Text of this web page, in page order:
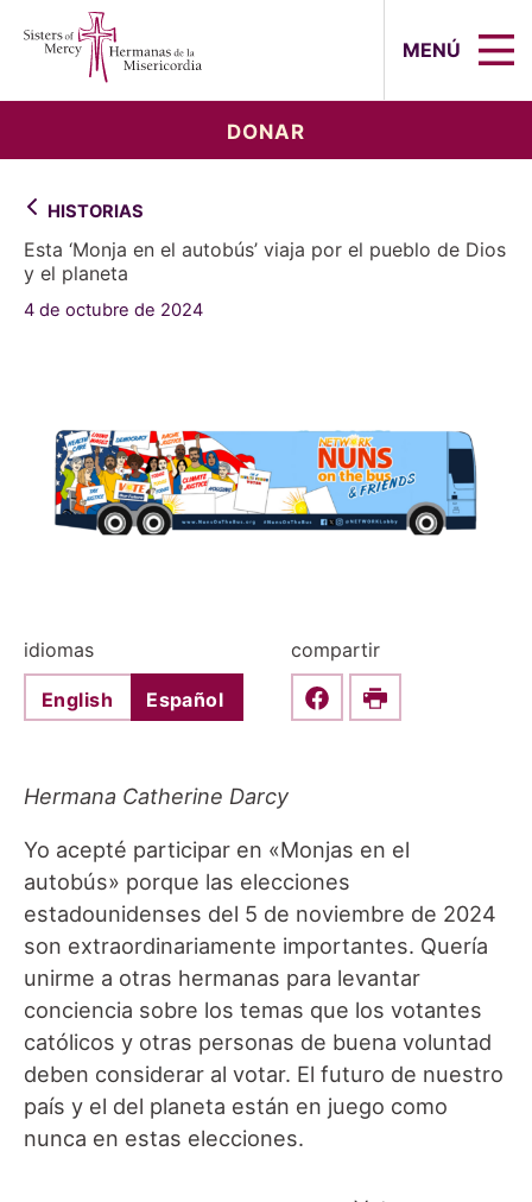
MENÚ
DONAR
HISTORIAS
Esta ‘Monja en el autobús’ viaja por el pueblo de Dios
y el planeta
4 de octubre de 2024
idiomas
English Español
compartir
Share this on Facebook
Print
Hermana Catherine Darcy
Yo acepté participar en «Monjas en el
autobús» porque las elecciones
estadounidenses del 5 de noviembre de 2024
son extraordinariamente importantes. Quería
unirme a otras hermanas para levantar
conciencia sobre los temas que los votantes
católicos y otras personas de buena voluntad
deben considerar al votar. El futuro de nuestro
país y el del planeta están en juego como
nunca en estas elecciones.